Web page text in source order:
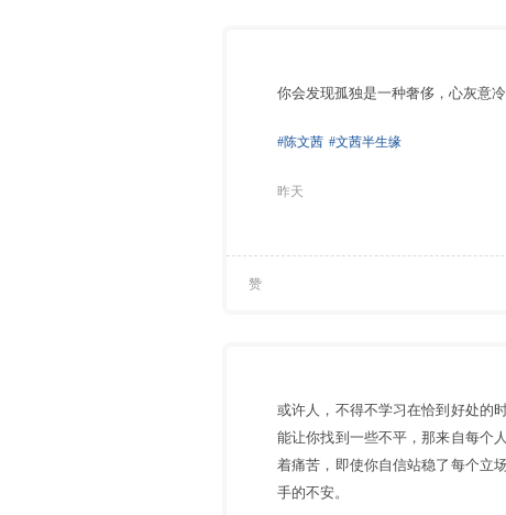
你会发现孤独是一种奢侈，心灰意冷
#陈文茜 #文茜半生缘
昨天
赞
或许人，不得不学习在恰到好处的
能让你找到一些不平，那来自每个
着痛苦，即使你自信站稳了每个立
手的不安。